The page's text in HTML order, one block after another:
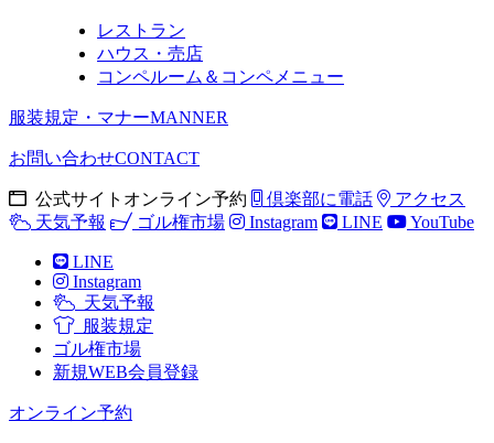
レストラン
ハウス・売店
コンペルーム＆コンペメニュー
服装規定・マナーMANNER
お問い合わせCONTACT
公式サイトオンライン予約 倶楽部に電話
アクセス
天気予報
ゴル権市場 Instagram LINE YouTube
LINE
Instagram
天気予報
服装規定
ゴル権市場
新規WEB会員登録
オンライン予約